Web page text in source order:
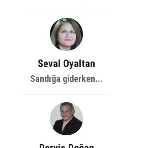
Seval Oyaltan
Sandığa giderken...